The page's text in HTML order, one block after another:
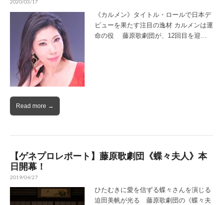
2020/03/17
《カルメン》タイトル・ロールで日本デ
ビューを果たす注目の逸材 カルメンは運
命の役 藤原歌劇団が、12回目を迎…
Read more →
【ゲネプロレポート】藤原歌劇団《蝶々夫人》本
日開幕！
2019/04/27
ひたむきに愛を信ずる蝶々さんを演じる
迫田美帆が光る 藤原歌劇団の《蝶々夫